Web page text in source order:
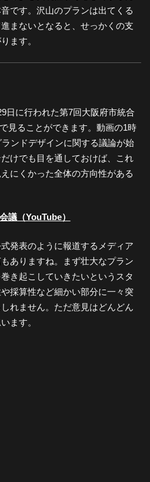
です。沢山のプランは出てくる
まないとなると、せっかくの支
ます。
日に行われた第7回大阪府市統合
見ることができます。動画の1時
ンドデザインに関する議論が始
けでも目を通しておけば、これ
にくかった全体の方向性がある
議（YouTube）
発表のように報道するメディア
ありますね。まず壮大なプラン
き起こしていきたいというスタ
採算性など細かい部分に一々突
れません。ただ意見はどんどん
ます。